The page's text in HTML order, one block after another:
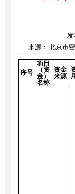
发
来源： 北京市
序号
项目
（资
金）
名称
资金
来源